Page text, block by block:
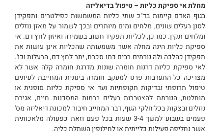
מחלת אי ספיקת כליות – טיפול בדיאליזה
בגוף האדם קיימות בד"כ שתי כליות המשמשות כפילטרים ותפקידן
לסנן רעלים שונים, מלחים ומים מיותרים ובכך לשמור על מאזן נוזלים
ומלחים תקין. כמו כן, לכליות תפקיד חשוב בשמירה ואיזון לחץ דם. אי
ספיקת כליות הינה מחלה אשר משמעותה שהכליות אינן עושות את
תפקידן כהלכה ולה גורמים רבים כמו סכרת, יתר לחץ דם, הרעלות וכו'.
לאי ספיקת כליות דרגות חומרה שונות מדרגת חומרה קלה אשר לא
מצריכה כל התערבות פרט למעקב חומרה בינונית המחייבת לעיתים
טיפול תרופתי ובדיקות תקופתיות ועד אי ספיקת כליות סופנית או
מוחלטת, הגורמת להצטברות רעלים ברמות המסכנות חיים, אגירת
נוזלים ובצקות בכל חלקי הגוף, דבר המחייב חיבור למכונת דיאליזה מס'
פעמים בשבוע למשך 3-4 שעות בכל פעם וזאת כפעולה מלאכותית
אשר נחליפה פעילות כלייתית או לחילופין השתלת כליה.